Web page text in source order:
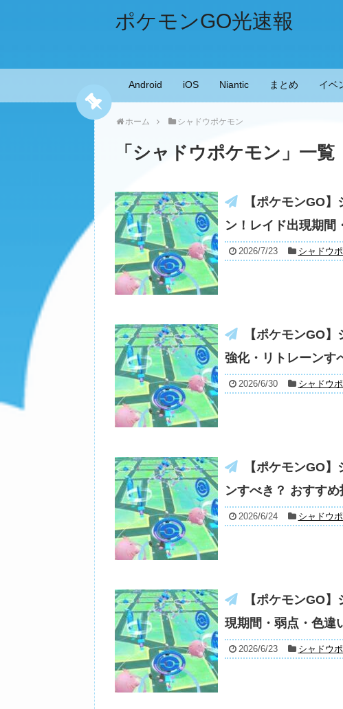
ポケモンGO光速報
Android iOS Niantic まとめ イベ
ホーム シャドウポケモン
「 シャドウポケモン 」 一覧
【ポケモンGO
ン！レイド出現期間
2026/7/23 シャドウ
【ポケモンGO
強化・リトレーンす
2026/6/30 シャドウ
【ポケモンGO
ンすべき？ おすす
2026/6/24 シャドウ
【ポケモンGO
現期間・弱点・色違
2026/6/23 シャドウ